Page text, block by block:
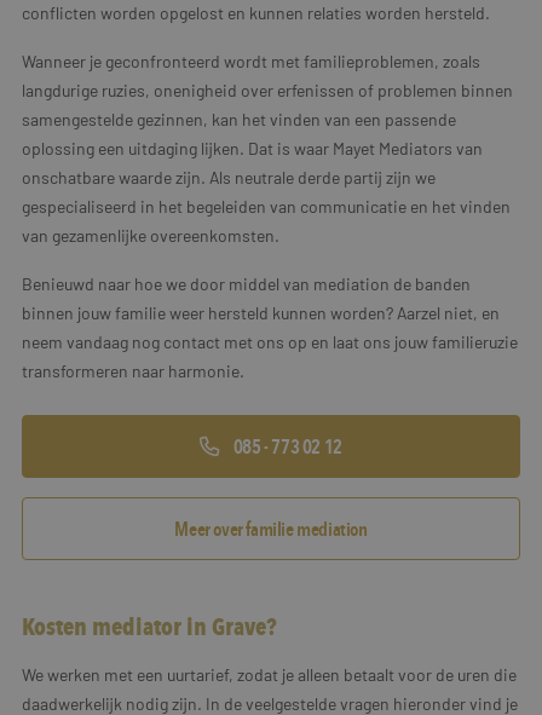
conflicten worden opgelost en kunnen relaties worden hersteld.
Wanneer je geconfronteerd wordt met familieproblemen, zoals
langdurige ruzies, onenigheid over erfenissen of problemen binnen
samengestelde gezinnen, kan het vinden van een passende
oplossing een uitdaging lijken. Dat is waar Mayet Mediators van
onschatbare waarde zijn. Als neutrale derde partij zijn we
gespecialiseerd in het begeleiden van communicatie en het vinden
van gezamenlijke overeenkomsten.
Benieuwd naar hoe we door middel van mediation de banden
binnen jouw familie weer hersteld kunnen worden? Aarzel niet, en
neem vandaag nog contact met ons op en laat ons jouw familieruzie
transformeren naar harmonie.
085 - 773 02 12
Meer over familie mediation
Kosten mediator in Grave?
We werken met een uurtarief, zodat je alleen betaalt voor de uren die
daadwerkelijk nodig zijn. In de veelgestelde vragen hieronder vind je